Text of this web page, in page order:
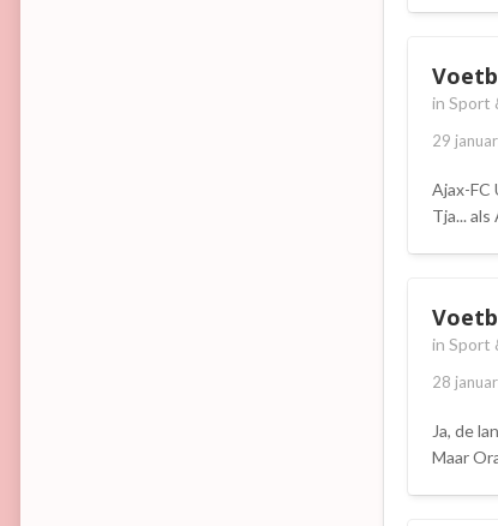
in Sport
29
Ajax-
Tja...
in Sport
28
Ja, de
Maar